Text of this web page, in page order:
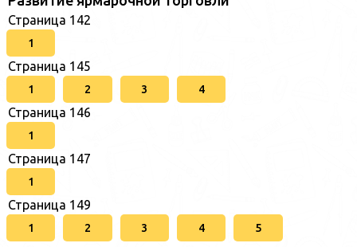
Страница 142
1
Страница 145
1 2 3 4
Страница 146
1
Страница 147
1
Страница 149
1 2 3 4 5